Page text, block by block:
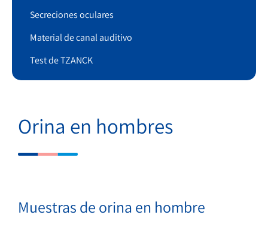
Secreciones oculares
Material de canal auditivo
Test de TZANCK
Orina en hombres
Muestras de orina en hombre